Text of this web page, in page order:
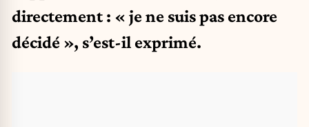
directement : « je ne suis pas encore
décidé », s’est-il exprimé.